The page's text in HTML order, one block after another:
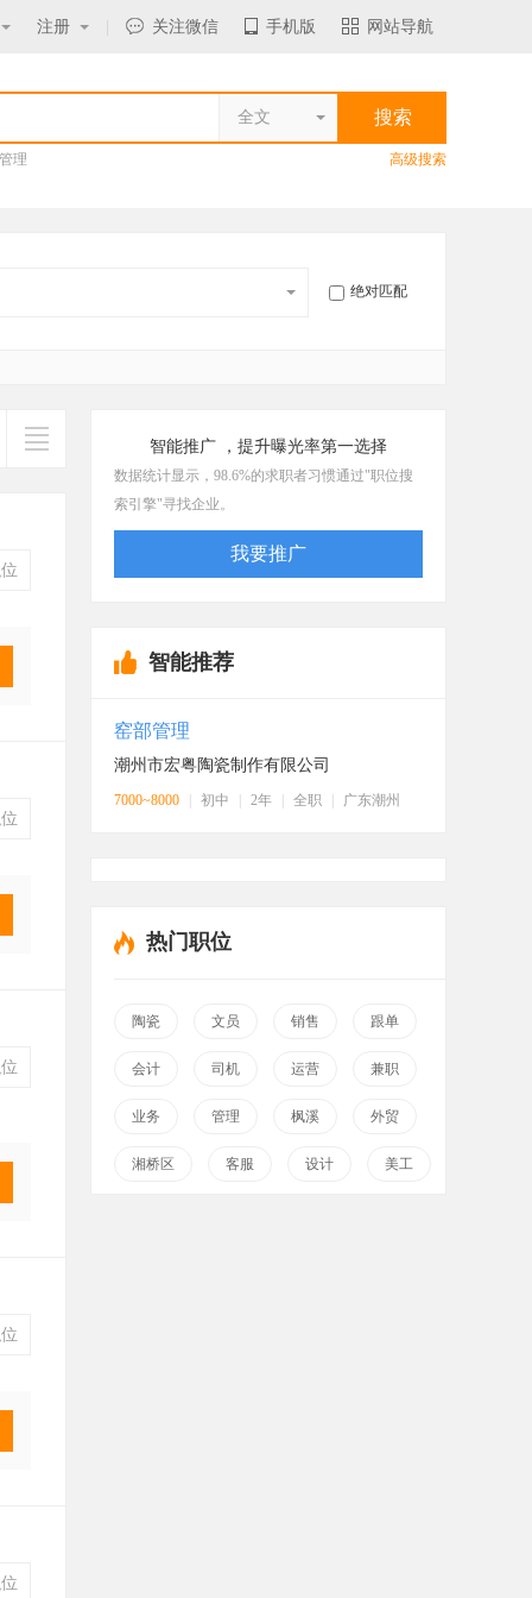
注册 关注微信 手机版 网站导航
全文
管理 高级搜索
绝对匹配
智能推广 ，提升曝光率第一选择
数据统计显示，98.6%的求职者习惯通过"职位搜
索引擎"寻找企业。
我要推广
智能推荐
窑部管理
潮州市宏粤陶瓷制作有限公司
7000~8000 初中 2年 全职 广东潮州
热门职位
陶瓷 文员 销售 跟单
会计 司机 运营 兼职
业务 管理 枫溪 外贸
湘桥区 客服 设计 美工